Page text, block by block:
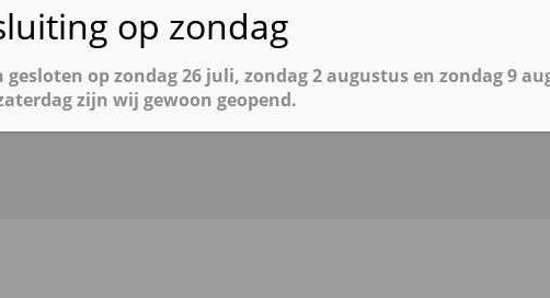
op zondag
op zondag 26 juli, zondag 2 augustus en zondag 9
zijn wij gewoon geopend.